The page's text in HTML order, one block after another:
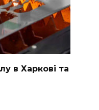
в Харкові та